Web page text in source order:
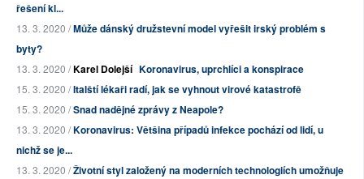
řešení kl...
13. 3. 2020 /Může dánský družstevní model vyřešit irský problém s
byty?
13. 3. 2020 /Karel Dolejší Koronavirus, uprchlíci a konspirace
15. 3. 2020 /Italští lékaři radí, jak se vyhnout virové katastrofě
15. 3. 2020 /Snad nadějné zprávy z Neapole?
13. 3. 2020 /Koronavirus: Většina případů infekce pochází od lidí, u
nichž se je...
13. 3. 2020 /Životní styl založený na moderních technologiích umožňuje